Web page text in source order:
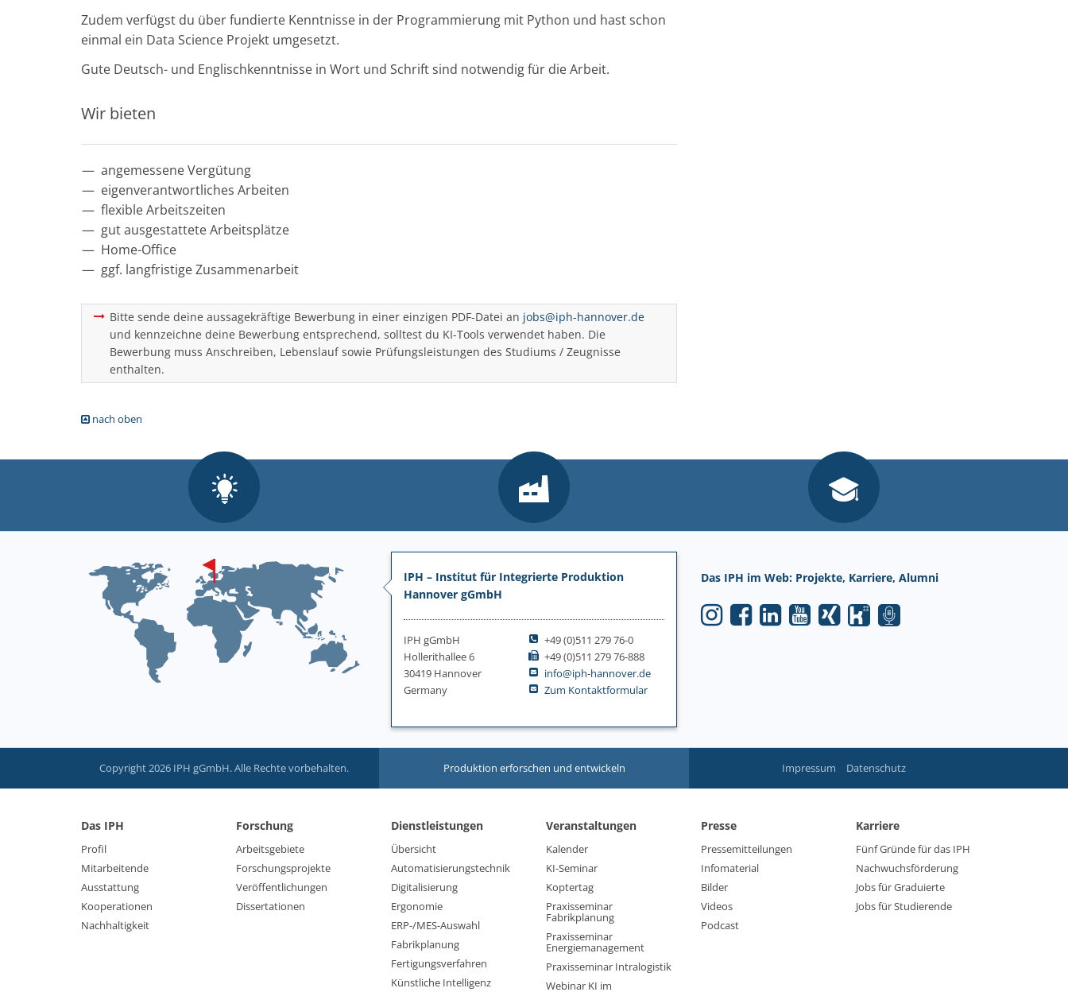
Zudem verfügst du über fundierte Kenntnisse in der Programmierung mit Python und hast schon
einmal ein Data Science Projekt umgesetzt.
Gute Deutsch- und Englischkenntnisse in Wort und Schrift sind notwendig für die Arbeit.
Wir bieten
angemessene Vergütung
eigenverantwortliches Arbeiten
flexible Arbeitszeiten
gut ausgestattete Arbeitsplätze
Home-Office
ggf. langfristige Zusammenarbeit
Bitte sende deine aussagekräftige Bewerbung in einer einzigen PDF-Datei an jobs@iph-hannover.de
und kennzeichne deine Bewerbung entsprechend, solltest du KI-Tools verwendet haben. Die
Bewerbung muss Anschreiben, Lebenslauf sowie Prüfungsleistungen des Studiums / Zeugnisse
enthalten.
nach oben
IPH – Institut für Integrierte Produktion
Hannover gGmbH
IPH gGmbH
Hollerithallee 6
30419 Hannover
Germany
+49 (0)511 279 76-0
+49 (0)511 279 76-888
info@iph-hannover.de
Zum Kontaktformular
Das IPH im Web: Projekte, Karriere, Alumni
Copyright 2026 IPH gGmbH. Alle Rechte vorbehalten. Produktion erforschen und entwickeln Impressum Datenschutz
Das IPH
Profil
Mitarbeitende
Ausstattung
Kooperationen
Nachhaltigkeit
Forschung
Arbeitsgebiete
Forschungsprojekte
Veröffentlichungen
Dissertationen
Dienstleistungen
Übersicht
Automatisierungstechnik
Digitalisierung
Ergonomie
ERP-/MES-Auswahl
Fabrikplanung
Fertigungsverfahren
Künstliche Intelligenz
Veranstaltungen
Kalender
KI-Seminar
Koptertag
Praxisseminar
Fabrikplanung
Praxisseminar
Energiemanagement
Praxisseminar Intralogistik
Webinar KI im
Presse
Pressemitteilungen
Infomaterial
Bilder
Videos
Podcast
Karriere
Fünf Gründe für das IPH
Nachwuchsförderung
Jobs für Graduierte
Jobs für Studierende